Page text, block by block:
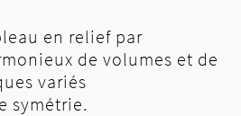
en relief par
de volumes et de
variés
symétrie.